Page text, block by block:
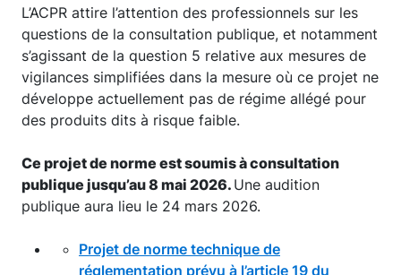
L’ACPR attire l’attention des professionnels sur les
questions de la consultation publique, et notamment
s’agissant de la question 5 relative aux mesures de
vigilances simplifiées dans la mesure où ce projet ne
développe actuellement pas de régime allégé pour
des produits dits à risque faible.
Ce projet de norme est soumis à consultation
publique jusqu’au 8 mai 2026. Une audition
publique aura lieu le 24 mars 2026.
Projet de norme technique de
réglementation prévu à l’article 19 du